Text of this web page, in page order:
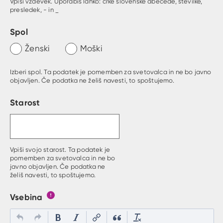
presledek, - in _
Spol
Ženski Moški
Izberi spol. Ta podatek je pomemben za svetovalca in ne bo javno
objavljen. Če podatka ne želiš navesti, to spoštujemo.
Starost
Vpiši svojo starost. Ta podatek je
pomemben za svetovalca in ne bo
javno objavljen. Če podatka ne
želiš navesti, to spoštujemo.
Vsebina